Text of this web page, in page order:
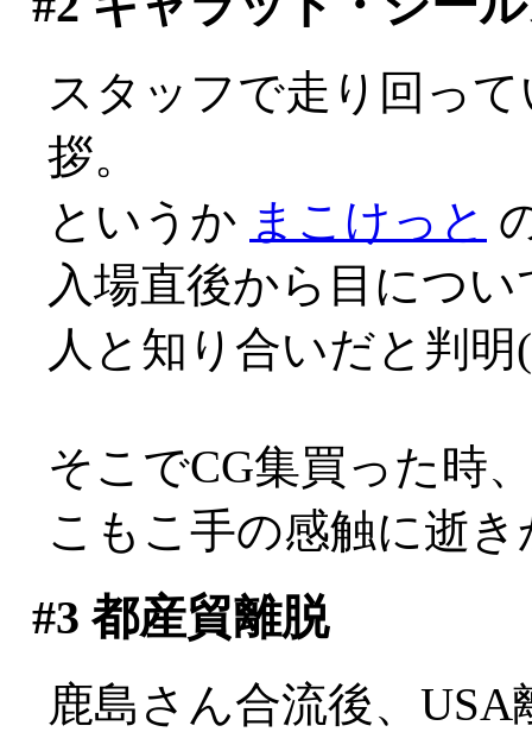
スタッフで走り回っ
拶。
というか まこけっと
入場直後から目につ
人と知り合いだと判明
そこでCG集買った時
こもこ手の感触に逝
#3 都産貿離脱
鹿島さん合流後、